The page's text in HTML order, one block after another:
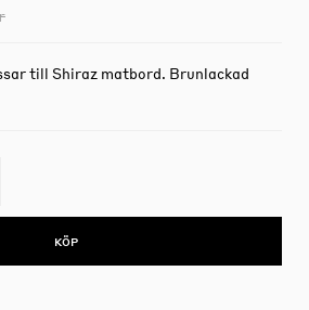
till Shiraz matbord. Brunlackad
KÖP